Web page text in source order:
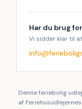
Har du brug
Vi sidder klar til
Denne feriebolig
af